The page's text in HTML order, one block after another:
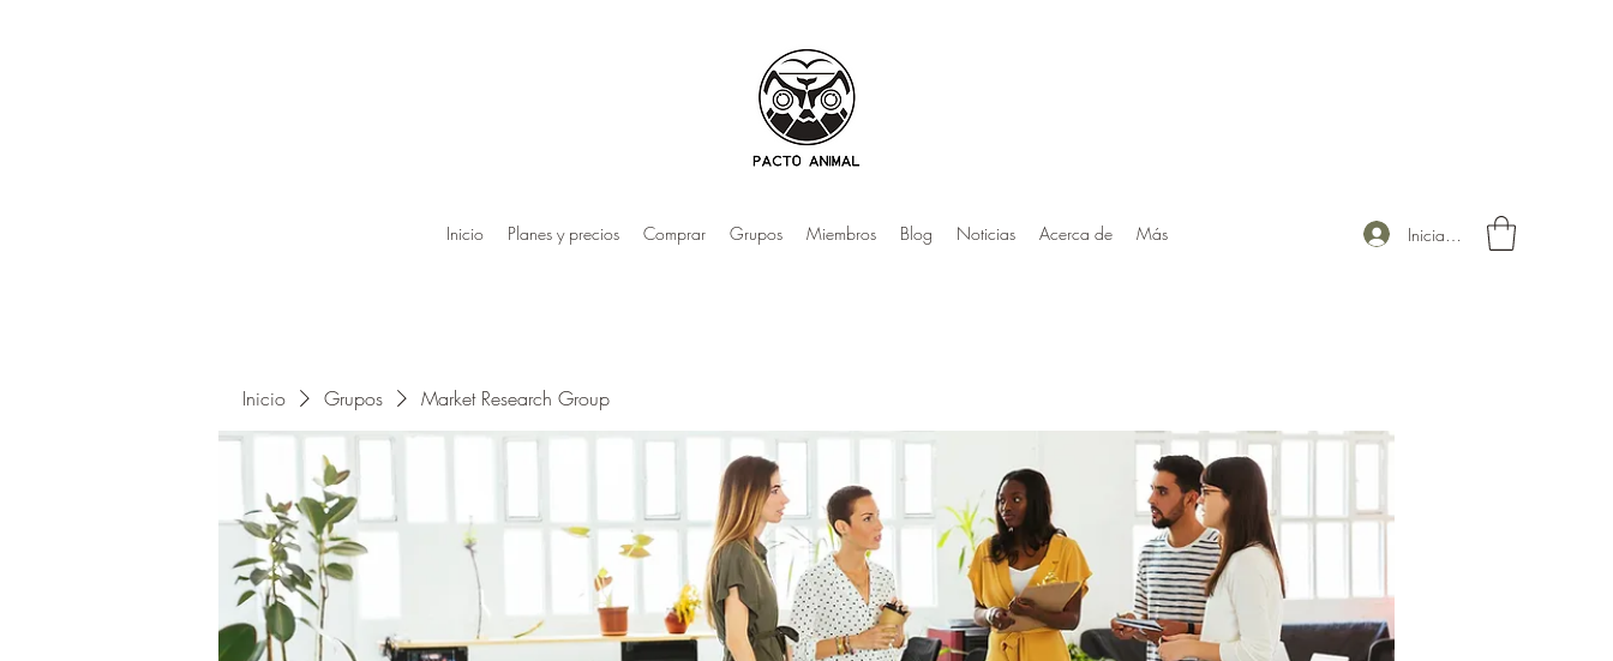
Inicio Planes y precios Comprar Grupos Miembros Blog Noticias Acerca de Más Iniciar sesión
Inicio Grupos Market Research Group